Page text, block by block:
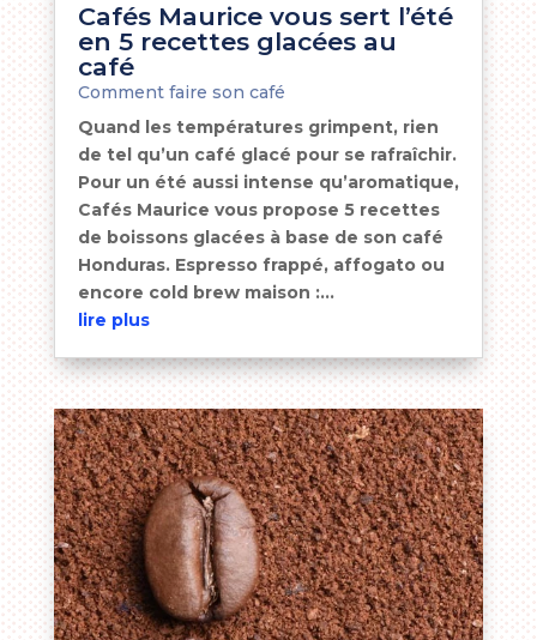
Cafés Maurice vous sert l’été
en 5 recettes glacées au
café
Comment faire son café
Quand les températures grimpent, rien
de tel qu’un café glacé pour se rafraîchir.
Pour un été aussi intense qu’aromatique,
Cafés Maurice vous propose 5 recettes
de boissons glacées à base de son café
Honduras. Espresso frappé, affogato ou
encore cold brew maison :...
lire plus